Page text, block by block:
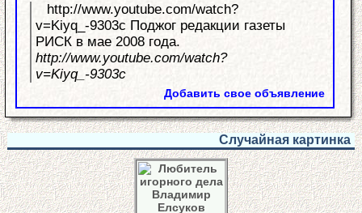
http://www.youtube.com/watch?
v=Kiyq_-9303c Поджог редакции газеты
РИСК в мае 2008 года.
http://www.youtube.com/watch?
v=Kiyq_-9303c
Добавить свое объявление
Случайная картинка